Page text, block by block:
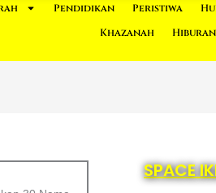
Pendidikan Peristiwa
Khazanah
Hiburan
SPACE